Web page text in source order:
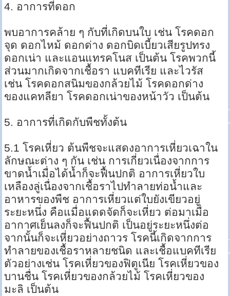
4. อาการที่ดอก
พบอาการคล้าย ๆ กับที่เกิดบนใบ เช่น โรคดอก
จุด ดอกไหม้ ดอกด่าง ดอกบิดเบี้ยวเสียรูปทรง
ดอกเน่า และแอนแทรคโนส เป็นต้น โรคพวกนี้
ส่วนมากเกิดจากเชื้อรา แบคทีเรีย และไวรัส
เช่น โรคดอกสนิมของกล้วยไม้ โรคดอกด่าง
ของแคทลียา โรคดอกเน่าของหน้าวัว เป็นต้น
5. อาการที่เกิดกับพืชทั้งต้น
5.1 โรคเหี่ยว ต้นพืชจะแสดงอาการเหี่ยวเฉาใน
ลักษณะต่าง ๆ กัน เช่น การเกี่ยวเนื่องจากการ
ขาดน้ำเมื่อได้น้ำก็จะฟื้นปกติ อาการเหี่ยวใบ
เหลืองลู่เนื่องจากเชื้อราไปทำลายท่อน้ำและ
อาหารของพืช อาการเหี่ยวแต่ใบยังเขียวอยู่
ระยะหนึ่ง คือแมื่อแดดจัดก็จะเหี่ยว ต่อมาเมื่อ
อากาศเย็นลงก็จะฟื้นปกติ เป็นอยู่ระยะหนึ่งต่อ
จากนั้นก็จะเหี่ยวอย่างถาวร โรคนี้เกิดจากการ
ทำลายของเชื้อราหลายชนิด และเชื้อแบคทีเรีย
ตัวอย่างเช่น โรคเหี่ยวของฟิตูเนีย โรคเหี่ยวของ
บานชื่น โรคเหี่ยวของกล้วยไม้ โรคเหี่ยวของ
มะลิ เป็นต้น